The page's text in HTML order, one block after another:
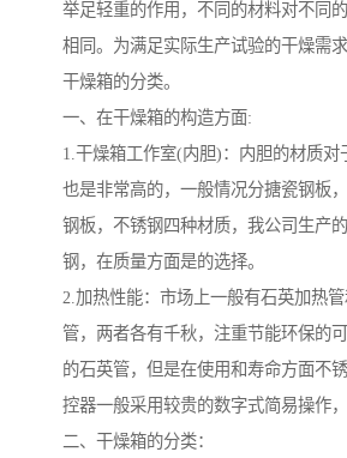
举足轻重的作用，不同的材料对不同
相同。为满足实际生产试验的干燥需
干燥箱的分类。
一、在干燥箱的构造方面:
1.干燥箱工作室(内胆)：内胆的材质对
也是非常高的，一般情况分搪瓷钢板
钢板，不锈钢四种材质，我公司生产
钢，在质量方面是的选择。
2.加热性能：市场上一般有石英加热
管，两者各有千秋，注重节能环保的
的石英管，但是在使用和寿命方面不
控器一般采用较贵的数字式简易操作，
二、干燥箱的分类：